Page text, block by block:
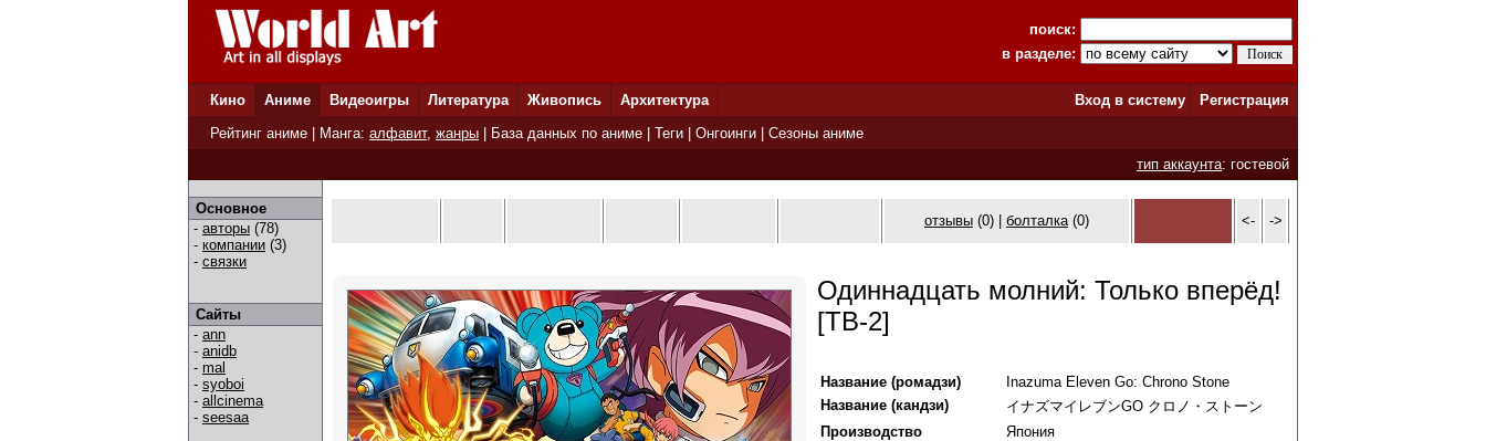
поиск:
в разделе:
Кино Аниме Видеоигры Литература Живопись Архитектура Вход в систему
Регистрация
Рейтинг аниме | Манга: алфавит, жанры База данных по аниме Теги Онгоинги
Сезоны аниме
тип аккаунта: гостевой
Основное
- авторы (78)
- компании (3)
- связки
Сайты
- ann
- anidb
- mal
- syoboi
- allcinema
- seesaa
отзывы (0) | болталка(0) <- ->
Одиннадцать молний: Только вперёд!
[ТВ-2]
Название (ромадзи)
Inazuma Eleven Go: Chrono Stone
Название (кандзи)
イナズマイレブンGO クロノ・ストーン
Производство
Япония